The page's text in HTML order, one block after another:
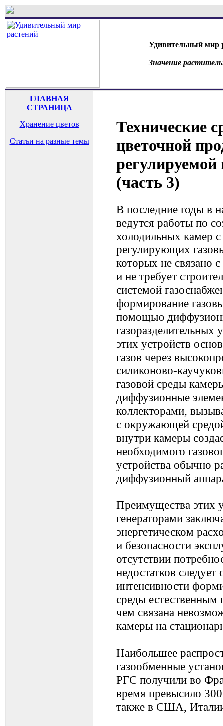
Удивительный мир
Значение
ГЛАВНАЯ
СТРАНИЦА
Хранение цветов
Статьи на разные темы
Технические
цветочной
регулируемой
(часть 3)
В последние годы в
ведутся работы по
холодильных камер
регулирующих
которых не связано
и не требует
системой
формирование
помощью
этих устройств
газов через
силиконово-
газовой среды
диффузионные
коллекторами,
с окружающей
внутри камеры
необходимого
устройства обычно
диффузионный
Преимущества этих
генераторами
энергетическом
и безопасности
отсутствии
недостатков следует
интенсивности
среды естественным
чем связана
камеры на
Наибольшее
газообменные
РГС получили во
время превысило
также в США,